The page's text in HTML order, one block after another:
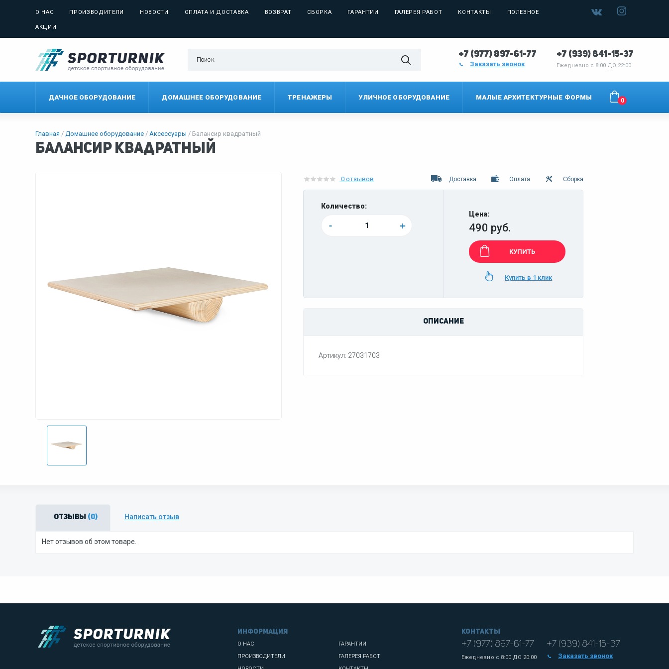
О НАС ПРОИЗВОДИТЕЛИ НОВОСТИ ОПЛАТА И ДОСТАВКА ВОЗВРАТ СБОРКА ГАРАНТИИ ГАЛЕРЕЯ РАБОТ КОНТАКТЫ ПОЛЕЗНОЕ
АКЦИИ
+7 (977) 897-61-77
Заказать звонок
+7 (939) 841-15-37
Ежедневно с 8:00 ДО 22:00
ДАЧНОЕ ОБОРУДОВАНИЕ ДОМАШНЕЕ ОБОРУДОВАНИЕ ТРЕНАЖЕРЫ УЛИЧНОЕ ОБОРУДОВАНИЕ МАЛЫЕ АРХИТЕКТУРНЫЕ ФОРМЫ 0
Главная Домашнее оборудование Аксессуары Балансир квадратный
Балансир квадратный
0 отзывов Доставка Оплата Сборка
Количество:
- +
Цена:
490 руб.
КУПИТЬ
Купить в 1 клик
ОПИСАНИЕ
Артикул: 27031703
Отзывы (0) Написать отзыв
Нет отзывов об этом товаре.
информация
О НАС
ПРОИЗВОДИТЕЛИ
ГАРАНТИИ
ГАЛЕРЕЯ РАБОТ
Контакты
+7 (977) 897-61-77
Ежедневно с 8:00 ДО 20:00
+7 (939) 841-15-37
Заказать звонок